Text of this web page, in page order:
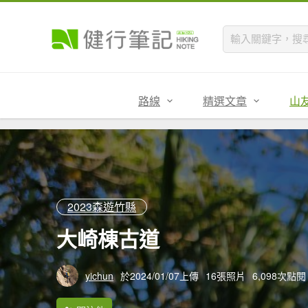
路線 精選文章 山
2023森遊竹縣
大崎棟古道
yichun 於2024/01/07上傳 16張照片 6,098次點閱